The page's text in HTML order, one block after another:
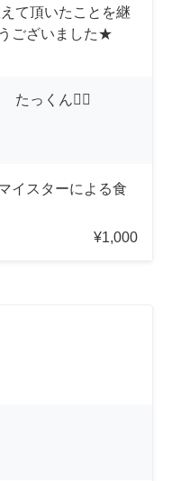
て頂いたことを継
ございました★
たっくん🏋️‍♂️
イスターによる食
¥1,000